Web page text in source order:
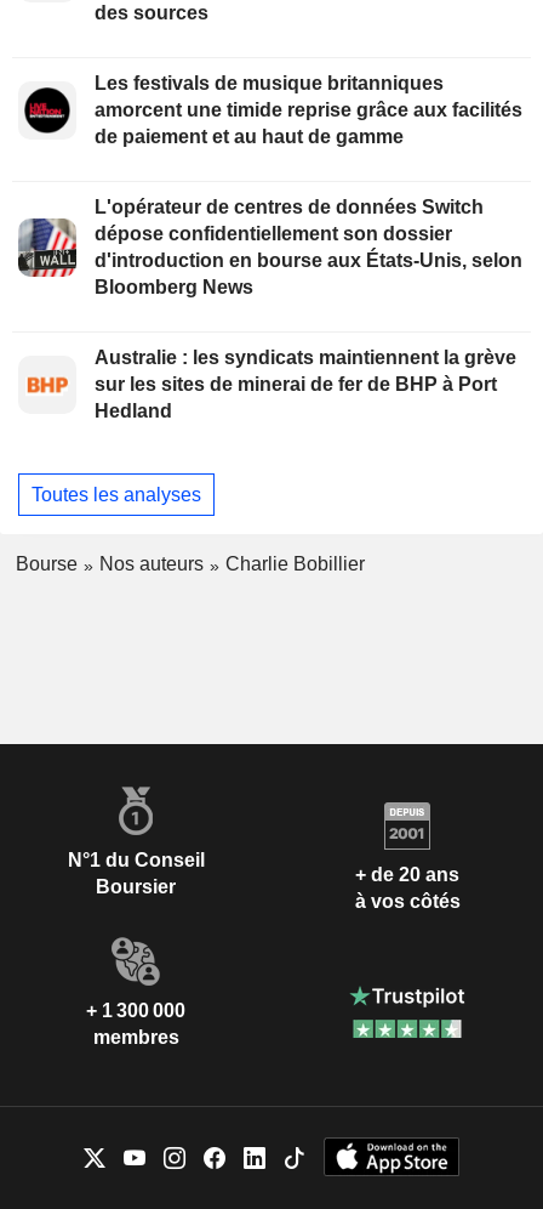
des sources
Les festivals de musique britanniques
amorcent une timide reprise grâce aux facilités
de paiement et au haut de gamme
L'opérateur de centres de données Switch
dépose confidentiellement son dossier
d'introduction en bourse aux États-Unis, selon
Bloomberg News
Australie : les syndicats maintiennent la grève
sur les sites de minerai de fer de BHP à Port
Hedland
Toutes les analyses
Bourse Nos auteurs Charlie Bobillier
N°1 du Conseil
Boursier
+ de 20 ans
à vos côtés
+ 1 300 000
membres